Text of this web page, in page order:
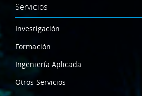
Servicios
Investigación
Formación
Ingeniería Aplicada
Otros Servicios